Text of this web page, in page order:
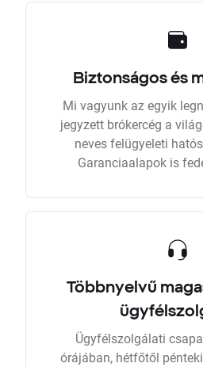
Biztonságos és
Mi vagyunk az egyik
jegyzett brókercég a
neves felügyeleti
Garanciaalapok is
Többnyelvű
Ügyfélszolgálati
órájában, hétfőtől